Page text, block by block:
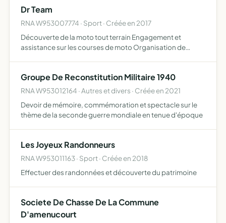
Dr Team
RNA W953007774 · Sport · Créée en 2017
Découverte de la moto tout terrain Engagement et
assistance sur les courses de moto Organisation de
Groupe De Reconstitution Militaire 1940
RNA W953012164 · Autres et divers · Créée en 2021
Devoir de mémoire, commémoration et spectacle sur le
thème de la seconde guerre mondiale en tenue d'époque
Les Joyeux Randonneurs
RNA W953011163 · Sport · Créée en 2018
Effectuer des randonnées et découverte du patrimoine
Societe De Chasse De La Commune
D'amenucourt